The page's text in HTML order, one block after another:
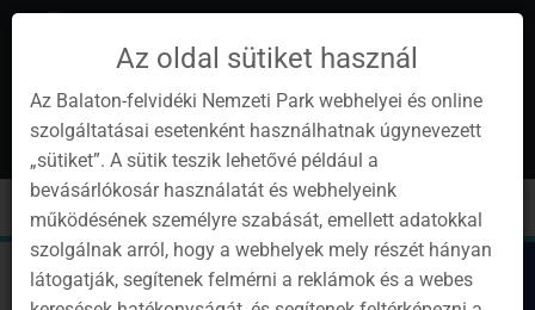
Instagram
YoutubeFacebookProgramok
Hírlevél
hu
Toggle
cart
Toggle
navigation
Bejelentkezés
Az oldal sütiket használ
Az Balaton-felvidéki Nemzeti Park webhelyei és online
szolgáltatásai esetenként használhatnak úgynevezett
„sütiket”. A sütik teszik lehetővé például a
bevásárlókosár használatát és webhelyeink
működésének személyre szabását, emellett adatokkal
szolgálnak arról, hogy a webhelyek mely részét hányan
látogatják, segítenek felmérni a reklámok és a webes